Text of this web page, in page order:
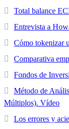
Total balance
Entrevista a
Cómo tokenizar
Comparativa
Fondos de
Método de
Múltiplos). Vídeo
Los errores y